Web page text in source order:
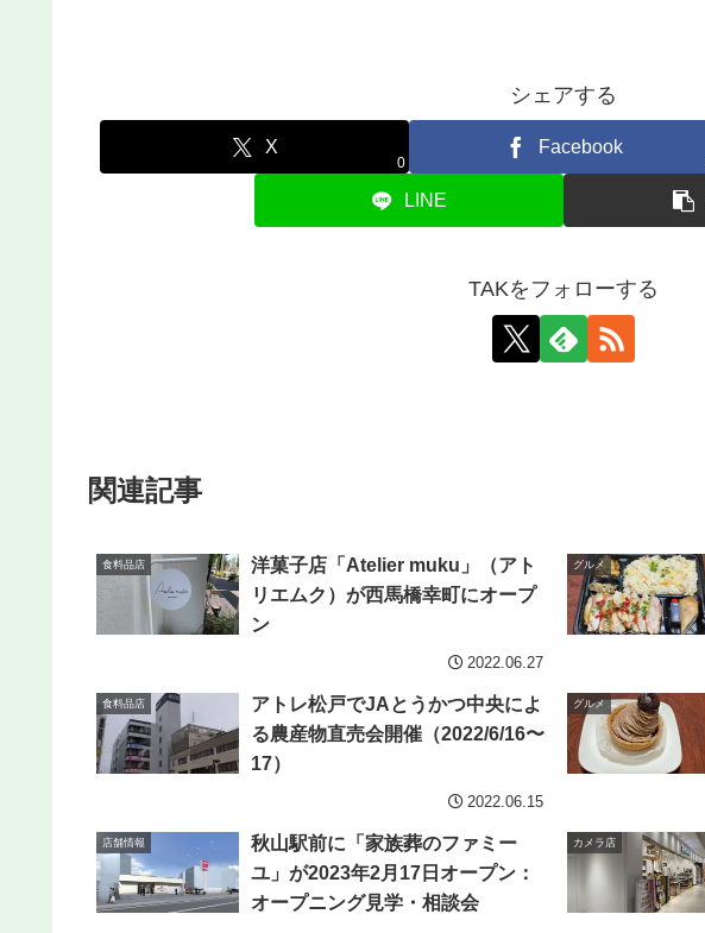
シェアする
X
0
Facebook
LINE
TAKをフォローする
関連記事
食料品店
洋菓子店「Atelier muku」（アト
リエムク）が西馬橋幸町にオープ
ン
2022.06.27
グルメ
食料品店
アトレ松戸でJAとうかつ中央によ
る農産物直売会開催（2022/6/16〜
17）
2022.06.15
グルメ
店舗情報
秋山駅前に「家族葬のファミー
ユ」が2023年2月17日オープン：
オープニング見学・相談会
カメラ店